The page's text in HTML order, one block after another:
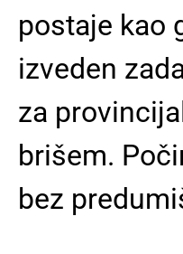
postaje kao
izveden
za
brišem.
bez